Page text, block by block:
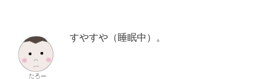
すやすや（睡眠中）。